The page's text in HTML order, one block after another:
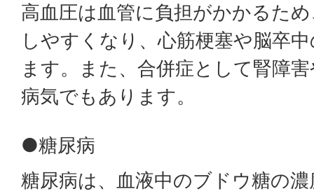
高血圧は血管に負担がかかるた
しやすくなり、心筋梗塞や脳卒
ます。また、合併症として腎障
病気でもあります。
●糖尿病
糖尿病は、血液中のブドウ糖の